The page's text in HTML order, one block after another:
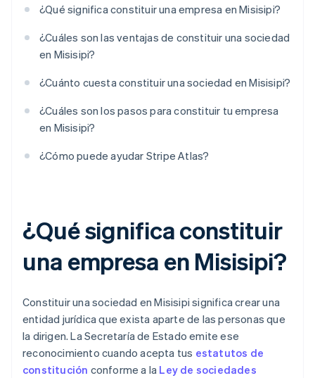
¿Qué significa constituir una empresa en Misisipi?
¿Cuáles son las ventajas de constituir una sociedad
en Misisipi?
¿Cuánto cuesta constituir una sociedad en Misisipi?
¿Cuáles son los pasos para constituir tu empresa
en Misisipi?
¿Cómo puede ayudar Stripe Atlas?
¿Qué significa constituir
una empresa en Misisipi?
Constituir una sociedad en Misisipi significa crear una
entidad jurídica que exista aparte de las personas que
la dirigen. La Secretaría de Estado emite ese
reconocimiento cuando acepta tus estatutos de
constitución conforme a la Ley de sociedades